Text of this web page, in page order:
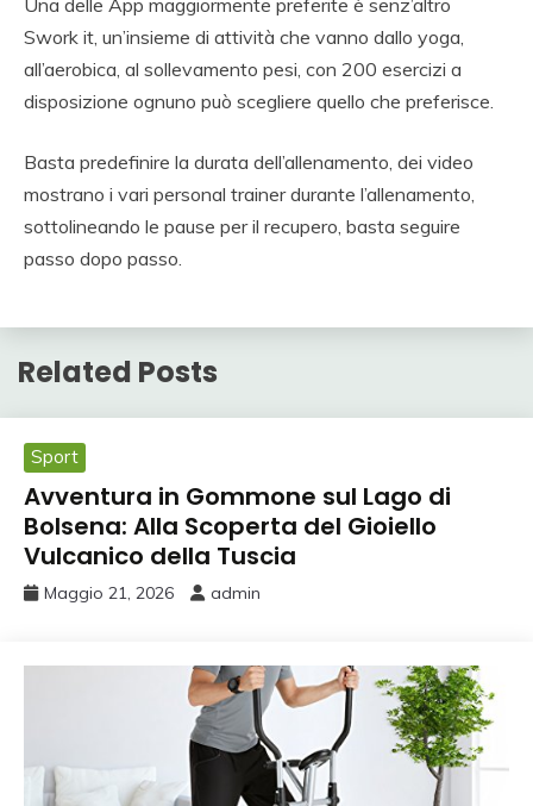
Una delle App maggiormente preferite è senz’altro
Swork it, un’insieme di attività che vanno dallo yoga,
all’aerobica, al sollevamento pesi, con 200 esercizi a
disposizione ognuno può scegliere quello che preferisce.
Basta predefinire la durata dell’allenamento, dei video
mostrano i vari personal trainer durante l’allenamento,
sottolineando le pause per il recupero, basta seguire
passo dopo passo.
Related Posts
Sport
Avventura in Gommone sul Lago di
Bolsena: Alla Scoperta del Gioiello
Vulcanico della Tuscia
Maggio 21, 2026 admin